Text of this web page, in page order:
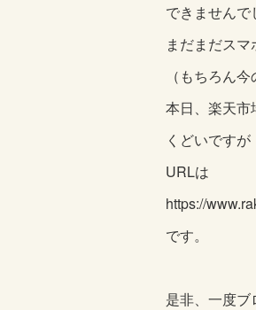
できませんで
まだまだスマ
（もちろん
本日、楽天市
くどいですが
URLは
https://
です。
是非、一度ブ